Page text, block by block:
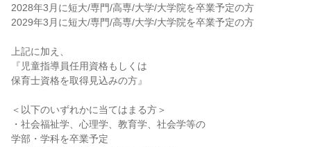
2028年3月に短大/専門/高専/大学/大学院を卒業予定の方
2029年3月に短大/専門/高専/大学/大学院を卒業予定の方
上記に加え、
『児童指導員任用資格もしくは
保育士資格を取得見込みの方』
＜以下のいずれかに当てはまる方＞
・社会福祉学、心理学、教育学、社会学等の
学部・学科を卒業予定